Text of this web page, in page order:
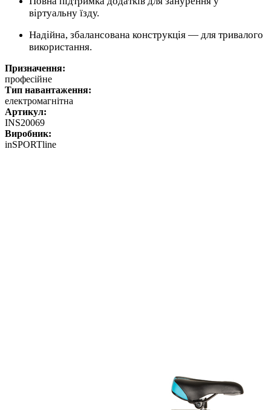
віртуальну їзду.
Надійна, збалансована конструкція — для тривалого
використання.
Призначення:
професійне
Тип навантаження:
електромагнітна
Артикул:
INS20069
Виробник:
inSPORTline